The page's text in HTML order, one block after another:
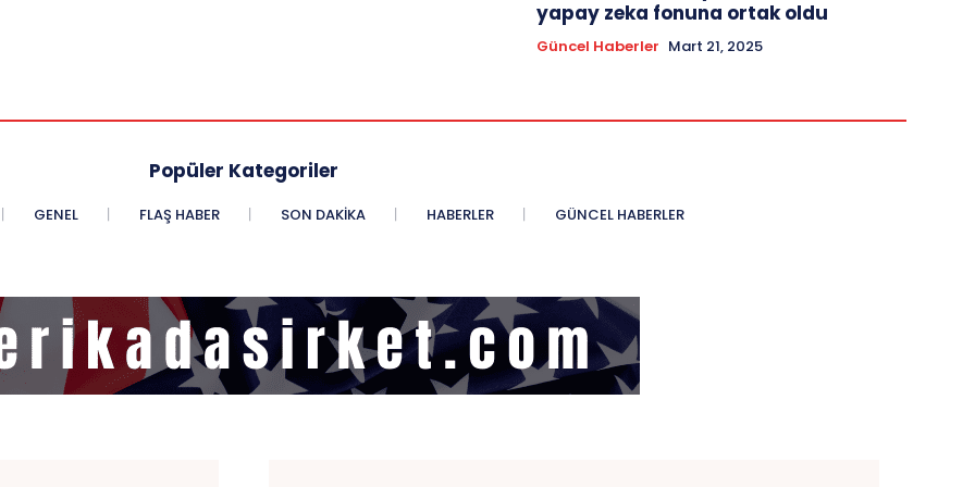
yapay zeka fonuna ortak oldu
Güncel Haberler Mart 21, 2025
Popüler Kategoriler
GENEL FLAŞ HABER SON DAKIKA HABERLER GÜNCEL HABERLER